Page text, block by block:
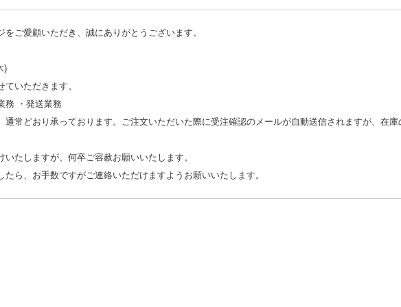
ご愛顧いただき、誠にありがとうございます。
)
いただきます。
務 ・発送業務
通常どおり承っております。ご注文いただいた際に受注確認のメールが自動送信されますが、在
いたしますが、何卒ご容赦お願いいたします。
たら、お手数ですがご連絡いただけますようお願いいたします。